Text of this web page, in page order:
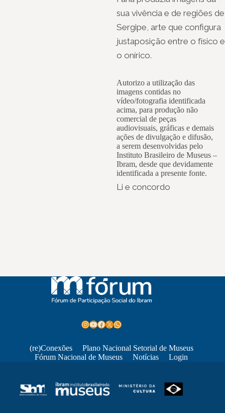
sua vivência e de regiões de
Sergipe, arte que configura
justaposição entre o físico e
o onírico.
Autorizo a utilização das
imagens contidas no
vídeo/fotografia identificada
acima, para produção não
comercial de peças
audiovisuais, gráficas e demais
ações de divulgação e difusão,
a serem desenvolvidas pelo
Instituto Brasileiro de Museus –
Ibram, desde que devidamente
identificada a presente fonte.
Li e concordo
Instagram
Youtube
Facebook
X WhatsApp
(re)Conexões
Plano Nacional Setorial de Museus
Fórum Nacional de Museus
Notícias Login